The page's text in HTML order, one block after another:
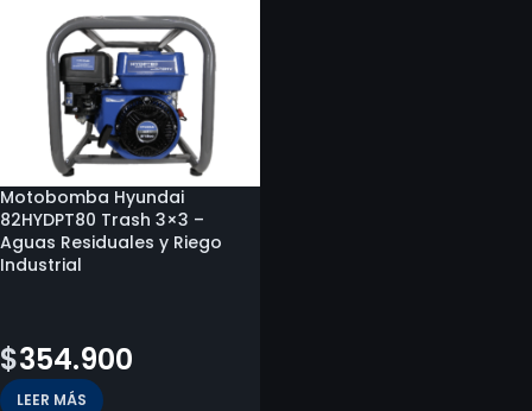
Motobomba Hyundai
82HYDPT80 Trash 3×3 –
Aguas Residuales y Riego
Industrial
$354.900
LEER MÁS